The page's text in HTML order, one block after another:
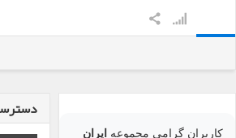
کاربران گرامی مجموعه ایران